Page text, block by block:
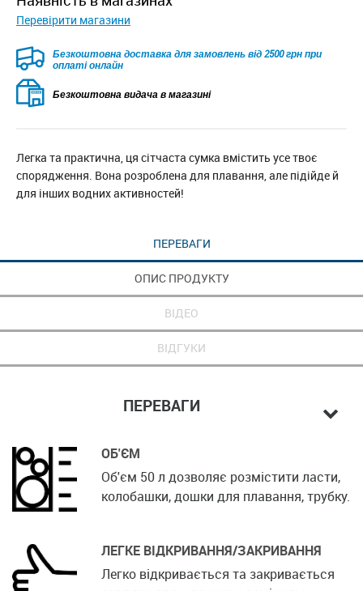
Перевірити магазини
Безкоштовна доставка для замовлень від 2500 грн при
оплаті онлайн
Безкоштовна видача в магазині
Легка та практична, ця сітчаста сумка вмістить усе твоє
спорядження. Вона розроблена для плавання, але підійде й
для інших водних активностей!
ПЕРЕВАГИ
ОПИС ПРОДУКТУ
ВІДЕО
ВІДГУКИ
ПЕРЕВАГИ
ОБ'ЄМ
Об'єм 50 л дозволяє розмістити ласти,
колобашки, дошки для плавання, трубку.
ЛЕГКЕ ВІДКРИВАННЯ/ЗАКРИВАННЯ
Легко відкривається та закривається